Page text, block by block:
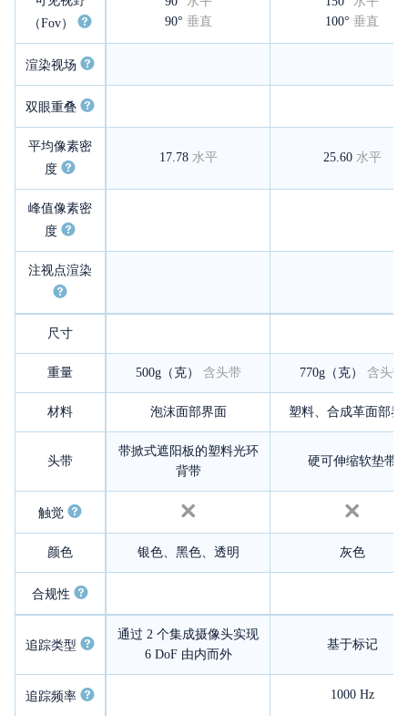
（Fov）
90° 垂直
100° 垂直
渲染视场
双眼重叠
平均像素密
度
17.78 水平 25.60 水平
峰值像素密
度
注视点渲染
尺寸
重量 500g（克） 含头带 770g（克） 含头带
材料 泡沫面部界面 塑料、合成革面部界
头带
带掀式遮阳板的塑料光环
背带
硬可伸缩软垫带
触觉
颜色 银色、黑色、透明 灰色
合规性
追踪类型
通过 2 个集成摄像头实现
6 DoF 由内而外
基于标记
追踪频率 1000 Hz